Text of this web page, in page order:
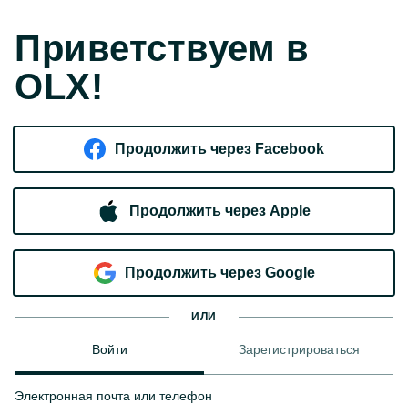
Приветствуем в
OLX!
Продолжить через Facebook
Продолжить через Apple
Продолжить через Google
ИЛИ
Войти Зарегистрироваться
Электронная почта или телефон